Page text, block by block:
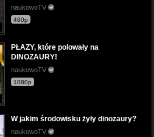
naukowoTV
480p
PŁAZY, które polowały na
DINOZAURY!
naukowoTV
1080p
W jakim środowisku żyły dinozaury?
naukowoTV